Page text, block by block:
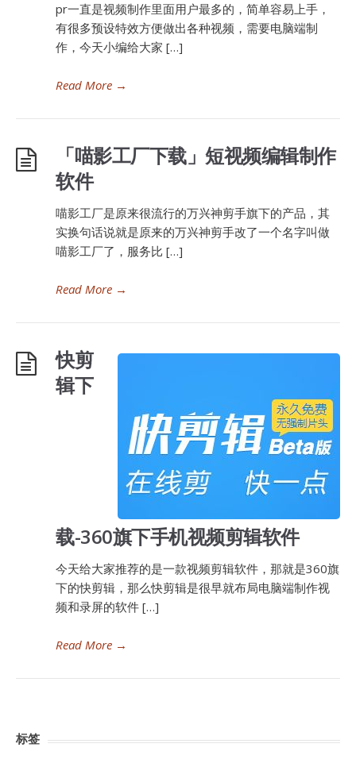
pr一直是视频制作里面用户最多的，简单容易上手，
有很多预设特效方便做出各种视频，需要电脑端制
作，今天小编给大家 […]
Read More →
「喵影工厂下载」短视频编辑制作
软件
喵影工厂是原来很流行的万兴神剪手旗下的产品，其
实换句话说就是原来的万兴神剪手改了一个名字叫做
喵影工厂了，服务比 […]
Read More →
快剪
辑下
载-360旗下手机视频剪辑软件
今天给大家推荐的是一款视频剪辑软件，那就是360旗
下的快剪辑，那么快剪辑是很早就布局电脑端制作视
频和录屏的软件 […]
Read More →
标签